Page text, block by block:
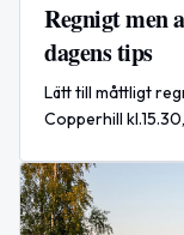
Regnigt men
dagens tips
Lätt till måttligt
Copperhill
internationell nyhet.